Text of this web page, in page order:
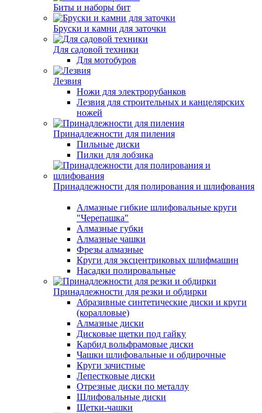
Биты и наборы бит
Бруски и камни для заточки
Для садовой техники
Для мотобуров
Лезвия
Ножи для электрорубанков
Лезвия для строительных и канцелярских
ножей
Принадлежности для пиления
Пильные диски
Пилки для лобзика
Принадлежности для полирования и шлифования
Алмазные гибкие шлифовальные круги
"Черепашка"
Алмазные губки
Алмазные чашки
Фрезы алмазные
Круги для эксцентриковых шлифмашин
Насадки полировальные
Принадлежности для резки и обдирки
Абразивные синтетические диски и круги
(коралловые)
Алмазные диски
Дисковые щетки под гайку
Карбид вольфрамовые диски
Чашки шлифовальные и обдирочные
Круги зачистные
Лепестковые диски
Отрезные диски по металлу
Шлифовальные диски
Щетки-чашки